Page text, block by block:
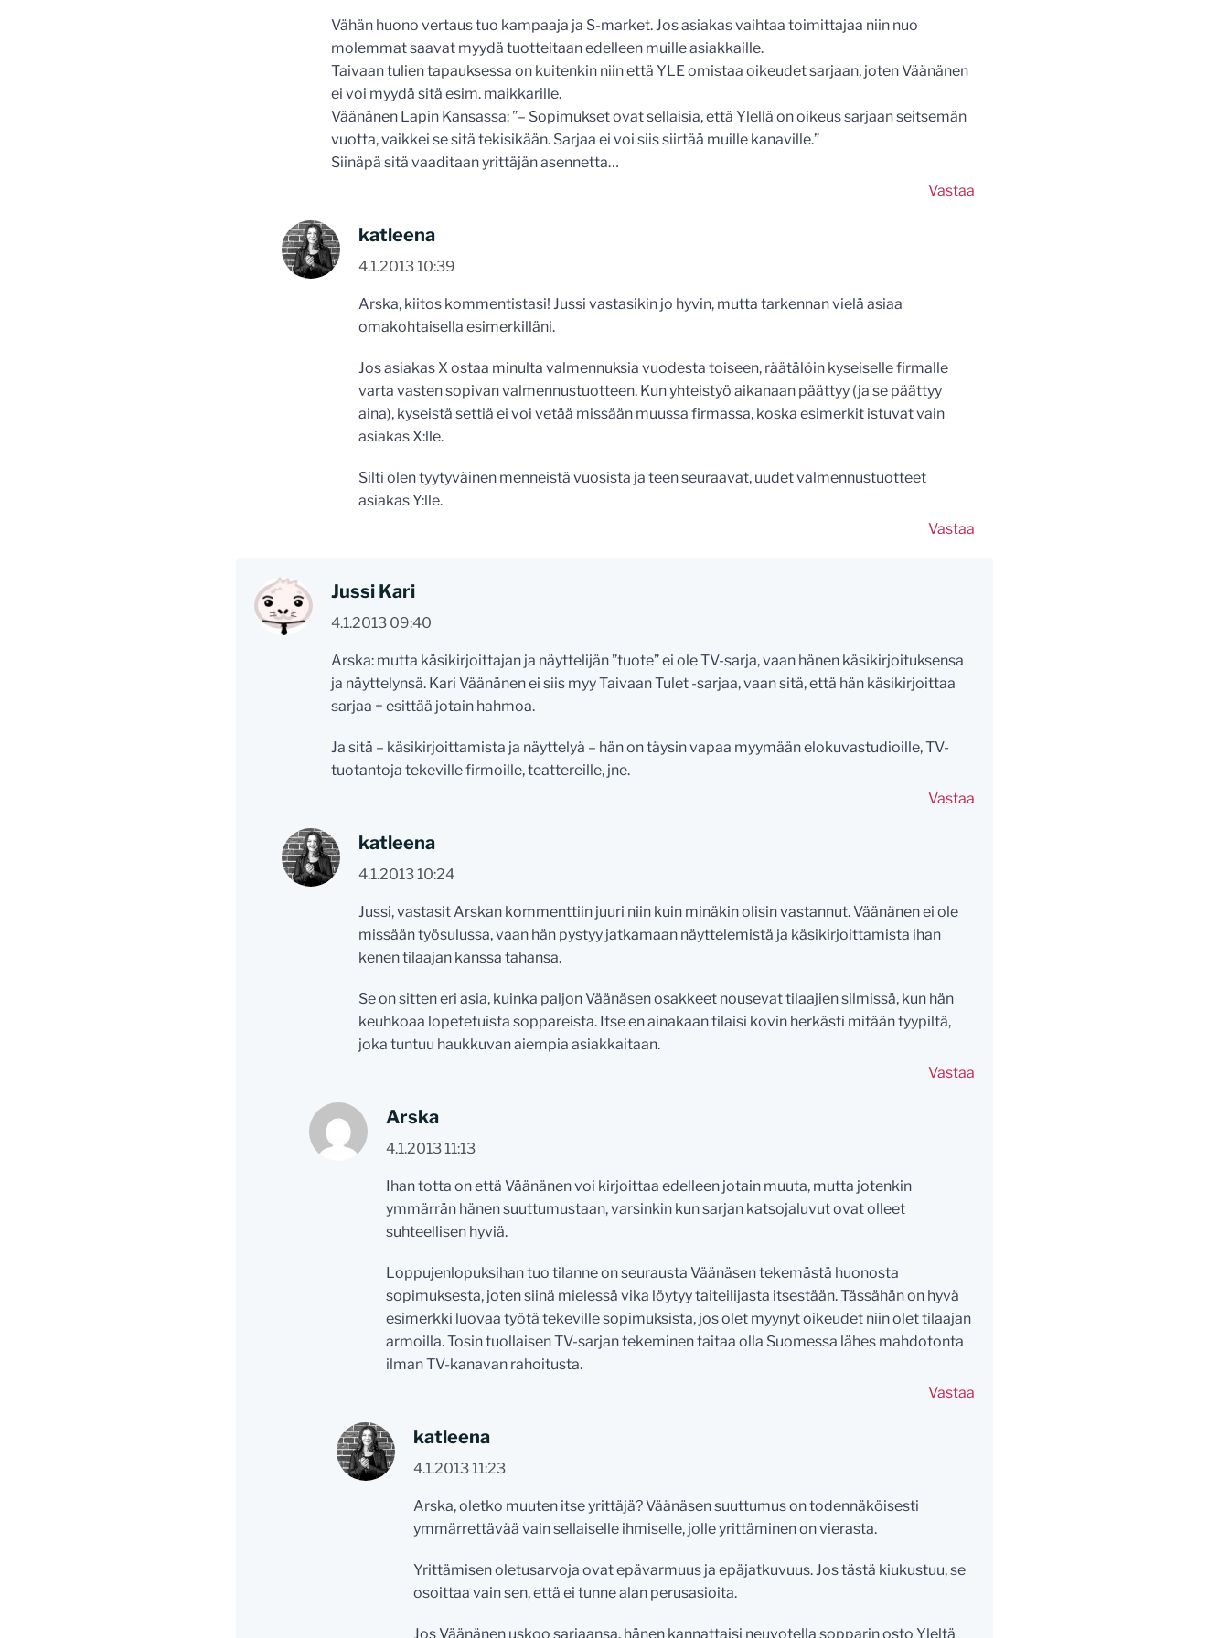
Vähän huono vertaus tuo kampaaja ja S-market. Jos asiakas vaihtaa toimittajaa niin nuo
molemmat saavat myydä tuotteitaan edelleen muille asiakkaille.
Taivaan tulien tapauksessa on kuitenkin niin että YLE omistaa oikeudet sarjaan, joten Väänänen
ei voi myydä sitä esim. maikkarille.
Väänänen Lapin Kansassa: ”– Sopimukset ovat sellaisia, että Ylellä on oikeus sarjaan seitsemän
vuotta, vaikkei se sitä tekisikään. Sarjaa ei voi siis siirtää muille kanaville.”
Siinäpä sitä vaaditaan yrittäjän asennetta…
Vastaa
katleena
4.1.2013 10:39
Arska, kiitos kommentistasi! Jussi vastasikin jo hyvin, mutta tarkennan vielä asiaa
omakohtaisella esimerkilläni.
Jos asiakas X ostaa minulta valmennuksia vuodesta toiseen, räätälöin kyseiselle firmalle
varta vasten sopivan valmennustuotteen. Kun yhteistyö aikanaan päättyy (ja se päättyy
aina), kyseistä settiä ei voi vetää missään muussa firmassa, koska esimerkit istuvat vain
asiakas X:lle.
Silti olen tyytyväinen menneistä vuosista ja teen seuraavat, uudet valmennustuotteet
asiakas Y:lle.
Vastaa
Jussi Kari
4.1.2013 09:40
Arska: mutta käsikirjoittajan ja näyttelijän ”tuote” ei ole TV-sarja, vaan hänen käsikirjoituksensa
ja näyttelynsä. Kari Väänänen ei siis myy Taivaan Tulet -sarjaa, vaan sitä, että hän käsikirjoittaa
sarjaa + esittää jotain hahmoa.
Ja sitä – käsikirjoittamista ja näyttelyä – hän on täysin vapaa myymään elokuvastudioille, TV-
tuotantoja tekeville firmoille, teattereille, jne.
Vastaa
katleena
4.1.2013 10:24
Jussi, vastasit Arskan kommenttiin juuri niin kuin minäkin olisin vastannut. Väänänen ei ole
missään työsulussa, vaan hän pystyy jatkamaan näyttelemistä ja käsikirjoittamista ihan
kenen tilaajan kanssa tahansa.
Se on sitten eri asia, kuinka paljon Väänäsen osakkeet nousevat tilaajien silmissä, kun hän
keuhkoaa lopetetuista soppareista. Itse en ainakaan tilaisi kovin herkästi mitään tyypiltä,
joka tuntuu haukkuvan aiempia asiakkaitaan.
Vastaa
Arska
4.1.2013 11:13
Ihan totta on että Väänänen voi kirjoittaa edelleen jotain muuta, mutta jotenkin
ymmärrän hänen suuttumustaan, varsinkin kun sarjan katsojaluvut ovat olleet
suhteellisen hyviä.
Loppujenlopuksihan tuo tilanne on seurausta Väänäsen tekemästä huonosta
sopimuksesta, joten siinä mielessä vika löytyy taiteilijasta itsestään. Tässähän on hyvä
esimerkki luovaa työtä tekeville sopimuksista, jos olet myynyt oikeudet niin olet tilaajan
armoilla. Tosin tuollaisen TV-sarjan tekeminen taitaa olla Suomessa lähes mahdotonta
ilman TV-kanavan rahoitusta.
Vastaa
katleena
4.1.2013 11:23
Arska, oletko muuten itse yrittäjä? Väänäsen suuttumus on todennäköisesti
ymmärrettävää vain sellaiselle ihmiselle, jolle yrittäminen on vierasta.
Yrittämisen oletusarvoja ovat epävarmuus ja epäjatkuvuus. Jos tästä kiukustuu, se
osoittaa vain sen, että ei tunne alan perusasioita.
Jos Väänänen uskoo sarjaansa, hänen kannattaisi neuvotella sopparin osto Yleltä